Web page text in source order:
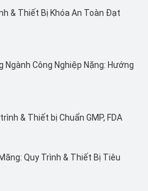
& Thiết Bị Khóa An Toàn Đạt
Ngành Công Nghiệp Nặng: Hướng
& Thiết bị Chuẩn GMP, FDA
Quy Trình & Thiết Bị Tiêu